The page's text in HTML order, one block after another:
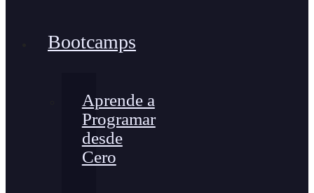
Bootcamps
Aprende a
Programar
desde
Cero